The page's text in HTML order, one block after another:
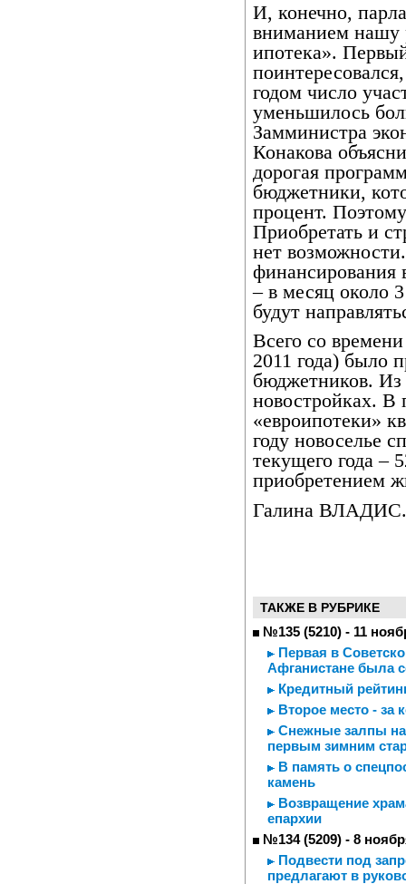
И, конечно,
вниманием нашу
ипотека».
годом число
уменьшилось
Замминистра
Конакова
дорогая
бюджетники,
процент.
Приобретать и
нет
финансирования
– в месяц около
будут
Всего со
2011 года) было
бюджетников. Из
новостройках. В
«евроипотеки»
году новоселье
текущего года –
приобретением
Галина ВЛАДИС.
ТАКЖЕ В РУБРИКЕ
№135 (5210) - 11
Первая в
Афганистане была
Кредитный
Второе место - за
Снежные залпы на
первым зимним
В память о
камень
Возвращение
епархии
№134 (5209) - 8
Подвести под
предлагают в